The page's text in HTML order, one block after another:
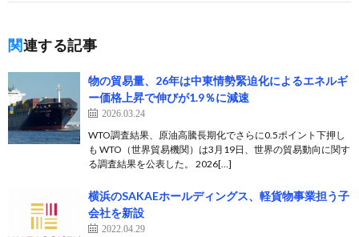
関連する記事
物の貿易量、26年は中東情勢緊迫化によるエネルギ
ー価格上昇で伸びが1.9％に減速
2026.03.24
WTO調査結果、原油高騰長期化でさらに0.5ポイント下押し
も WTO（世界貿易機関）は3月19日、世界の貿易動向に関す
る調査結果を公表した。 2026[…]
横浜のSAKAEホールディングス、軽貨物事業担う子
会社を新設
2022.04.29